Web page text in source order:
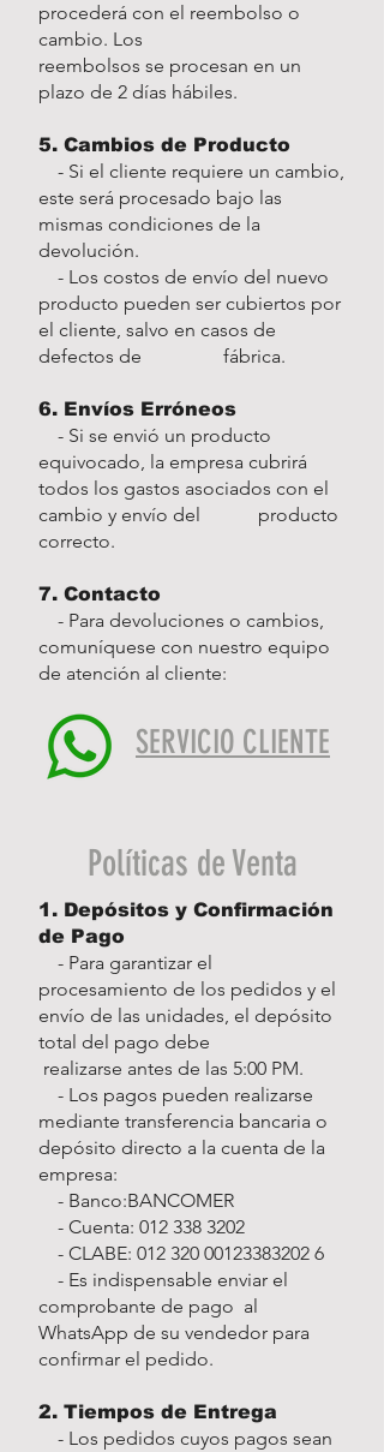
procederá con el reembolso o
cambio. Los
reembolsos se procesan en un
plazo de 2 días hábiles.
5. Cambios de Producto
- Si el cliente requiere un cambio,
este será procesado bajo las
mismas condiciones de la
devolución.
- Los costos de envío del nuevo
producto pueden ser cubiertos por
el cliente, salvo en casos de
defectos de fábrica.
6. Envíos Erróneos
- Si se envió un producto
equivocado, la empresa cubrirá
todos los gastos asociados con el
cambio y envío del producto
correcto.
7. Contacto
- Para devoluciones o cambios,
comuníquese con nuestro equipo
de atención al cliente:
SERVICIO CLIENTE
Políticas de Venta
1. Depósitos y Confirmación
de Pago
- Para garantizar el
procesamiento de los pedidos y el
envío de las unidades, el depósito
total del pago debe
realizarse antes de las 5:00 PM.
- Los pagos pueden realizarse
mediante transferencia bancaria o
depósito directo a la cuenta de la
empresa:
- Banco:BANCOMER
- Cuenta: 012 338 3202
- CLABE: 012 320 00123383202 6
- Es indispensable enviar el
comprobante de pago al
WhatsApp de su vendedor para
confirmar el pedido.
2. Tiempos de Entrega
- Los pedidos cuyos pagos sean